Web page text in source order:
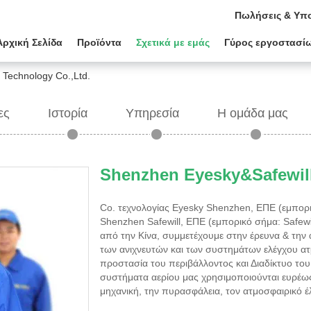
Πωλήσεις &
Σελίδα Προϊόντα Σχετικά με εμάς Γύρος
Co.,Ltd.
Ιστορία Υπηρεσία Η ομάδα μας
Shenzhen
Co. τεχνολογίας Eyesky Shenzhen, ΕΠΕ
Shenzhen Safewill, ΕΠΕ (εμπορικό σήμα:
από την Κίνα, συμμετέχουμε στην έρευνα & την
των ανιχνευτών και των συστημάτων ελέγχου
προστασία του περιβάλλοντος και Διαδίκτυο
συστήματα αερίου μας χρησιμοποιούνται
μηχανική, την πυρασφάλεια, τον ατμοσφαιρικό